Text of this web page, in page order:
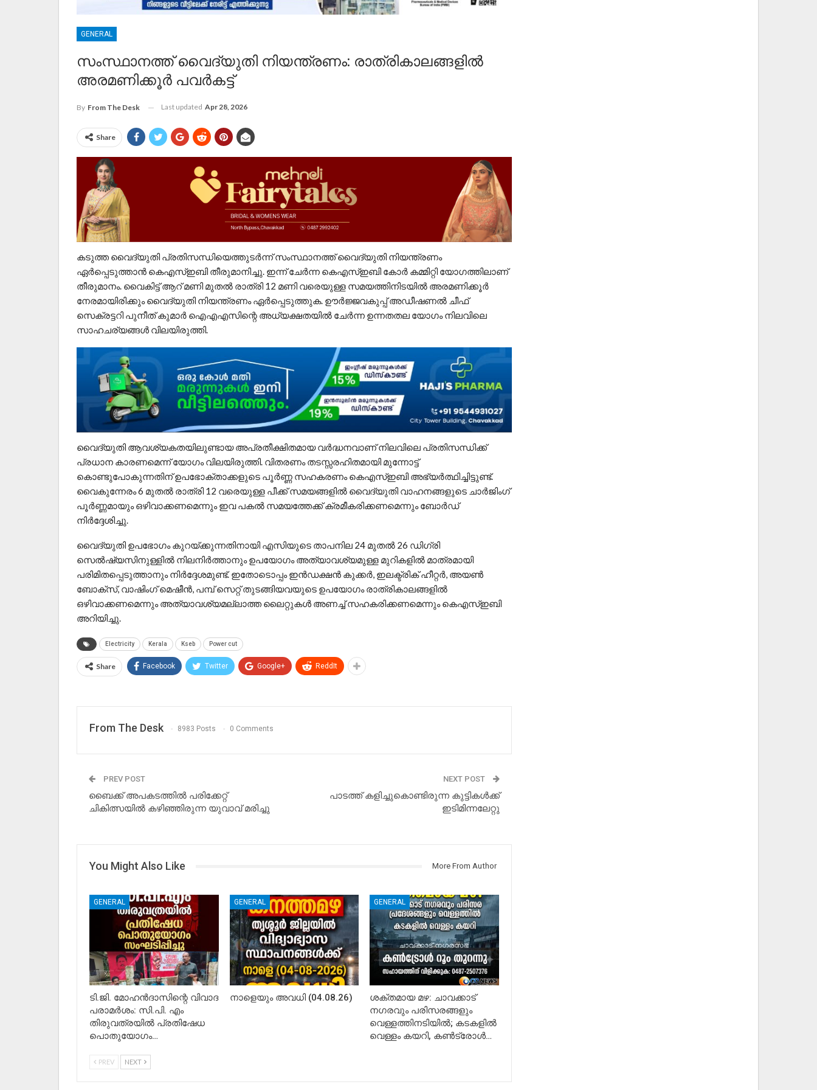
GENERAL
സംസ്ഥാനത്ത് വൈദ്യുതി നിയന്ത്രണം: രാത്രികാലങ്ങളിൽ
അരമണിക്കൂർ പവർകട്ട്
By From The Desk Last updated Apr 28, 2026
Share
​കടുത്ത വൈദ്യുതി പ്രതിസന്ധിയെത്തുടർന്ന് സംസ്ഥാനത്ത് വൈദ്യുതി നിയന്ത്രണം
ഏർപ്പെടുത്താൻ കെഎസ്ഇബി തീരുമാനിച്ചു. ഇന്ന് ചേർന്ന കെഎസ്ഇബി കോർ കമ്മിറ്റി യോഗത്തിലാണ്
തീരുമാനം. വൈകിട്ട് ആറ് മണി മുതൽ രാത്രി 12 മണി വരെയുള്ള സമയത്തിനിടയിൽ അരമണിക്കൂർ
നേരമായിരിക്കും വൈദ്യുതി നിയന്ത്രണം ഏർപ്പെടുത്തുക. ഊർജ്ജവകുപ്പ് അഡീഷണൽ ചീഫ്
സെക്രട്ടറി പുനീത് കുമാർ ഐഎഎസിന്റെ അധ്യക്ഷതയിൽ ചേർന്ന ഉന്നതതല യോഗം നിലവിലെ
സാഹചര്യങ്ങൾ വിലയിരുത്തി.
​വൈദ്യുതി ആവശ്യകതയിലുണ്ടായ അപ്രതീക്ഷിതമായ വർദ്ധനവാണ് നിലവിലെ പ്രതിസന്ധിക്ക്
പ്രധാന കാരണമെന്ന് യോഗം വിലയിരുത്തി. വിതരണം തടസ്സരഹിതമായി മുന്നോട്ട്
കൊണ്ടുപോകുന്നതിന് ഉപഭോക്താക്കളുടെ പൂർണ്ണ സഹകരണം കെഎസ്ഇബി അഭ്യർത്ഥിച്ചിട്ടുണ്ട്.
വൈകുന്നേരം 6 മുതൽ രാത്രി 12 വരെയുള്ള പീക്ക് സമയങ്ങളിൽ വൈദ്യുതി വാഹനങ്ങളുടെ ചാർജിംഗ്
പൂർണ്ണമായും ഒഴിവാക്കണമെന്നും ഇവ പകൽ സമയത്തേക്ക് ക്രമീകരിക്കണമെന്നും ബോർഡ്
നിർദ്ദേശിച്ചു.
​വൈദ്യുതി ഉപഭോഗം കുറയ്ക്കുന്നതിനായി എസിയുടെ താപനില 24 മുതൽ 26 ഡിഗ്രി
സെൽഷ്യസിനുള്ളിൽ നിലനിർത്താനും ഉപയോഗം അത്യാവശ്യമുള്ള മുറികളിൽ മാത്രമായി
പരിമിതപ്പെടുത്താനും നിർദ്ദേശമുണ്ട്. ഇതോടൊപ്പം ഇൻഡക്ഷൻ കുക്കർ, ഇലക്ട്രിക് ഹീറ്റർ, അയൺ
ബോക്സ്, വാഷിംഗ് മെഷീൻ, പമ്പ് സെറ്റ് തുടങ്ങിയവയുടെ ഉപയോഗം രാത്രികാലങ്ങളിൽ
ഒഴിവാക്കണമെന്നും അത്യാവശ്യമല്ലാത്ത ലൈറ്റുകൾ അണച്ച് സഹകരിക്കണമെന്നും കെഎസ്ഇബി
അറിയിച്ചു.
Electricity Kerala Kseb Power cut
Share Facebook Twitter Google+ ReddIt
From The Desk 8983 Posts 0 Comments
PREV POST
ബൈക്ക് അപകടത്തിൽ പരിക്കേറ്റ്
ചികിത്സയിൽ കഴിഞ്ഞിരുന്ന യുവാവ് മരിച്ചു
NEXT POST
പാടത്ത് കളിച്ചുകൊണ്ടിരുന്ന കുട്ടികൾക്ക്
ഇടിമിന്നലേറ്റു
You Might Also Like More From Author
GENERAL
ടി.ജി. മോഹൻദാസിന്റെ വിവാദ
പരാമർശം: സി.പി. എം
തിരുവത്രയിൽ പ്രതിഷേധ
പൊതുയോഗം…
GENERAL
നാളെയും അവധി (04.08.26)
GENERAL
ശക്തമായ മഴ: ചാവക്കാട്
നഗരവും പരിസരങ്ങളും
വെള്ളത്തിനടിയിൽ; കടകളിൽ
വെള്ളം കയറി, കൺട്രോൾ…
PREV NEXT